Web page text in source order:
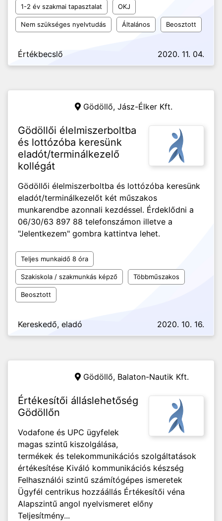
1-2 év szakmai tapasztalat OKJ
Nem szükséges nyelvtudás Általános Beosztott
Értékbecslő 2020. 11. 04.
Gödöllő, Jász-Élker Kft.
Gödöllői élelmiszerboltba
és lottózóba keresünk
eladót/terminálkezelő
kollégát
Gödöllői élelmiszerboltba és lottózóba keresünk
eladót/terminálkezelőt két műszakos
munkarendbe azonnali kezdéssel. Érdeklődni a
06/30/63 897 88 telefonszámon illetve a
"Jelentkezem" gombra kattintva lehet.
Teljes munkaidő 8 óra
Szakiskola / szakmunkás képző Többműszakos
Beosztott
Kereskedő, eladó 2020. 10. 16.
Gödöllő, Balaton-Nautik Kft.
Értékesítői álláslehetőség
Gödöllőn
Vodafone és UPC ügyfelek
magas szintű kiszolgálása,
termékek és telekommunikációs szolgáltatások
értékesítése Kiváló kommunikációs készség
Felhasználói szintű számítógépes ismeretek
Ügyfél centrikus hozzáállás Értékesítői véna
Alapszintű angol nyelvismeret előny
Teljesítmény...